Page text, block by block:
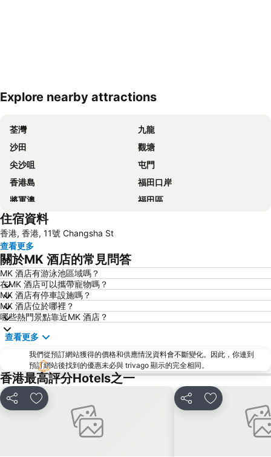
展開地圖
Explore nearby attractions
荃灣
九龍
沙田
觀塘
尖沙咀
屯門
香港島
福田口岸
將軍澳
福田區
Mong Kok Metro Station
南山區
元朗
天水圍
Wan Chai Metro Station
海洋公園
深水埗區
黃金海岸
新界
羅湖口岸
羅湖
North Point Metro Station
中環
Cheung Chau
羅湖口岸
Sheung Wan Metro Station
Tsing Yi Metro Station
寶安區
Causeway Bay Metro Station
住宿資料
香港, 香港, 11號 Changsha St
查看更多
關於MK 酒店的常見問答
MK 酒店有游泳池區域嗎？
在MK 酒店可以攜帶寵物嗎？
MK 酒店有停車設施嗎？
MK 酒店位於哪裡？
哪些熱門景點靠近MK 酒店？
查看更多
我們從預訂網站獲得的價格和供應情況資料會不斷變化。因此，你連到
預訂網站後找到的優惠未必與 trivago 顯示的完全相同。
香港最高評分Hotels之一
分享 放到收藏夾 分享 放到收藏夾